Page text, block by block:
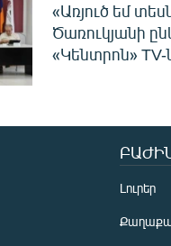
«Առյուծ եմ
Ծառուկյանի
«Կենտրոն»
Լուրեր